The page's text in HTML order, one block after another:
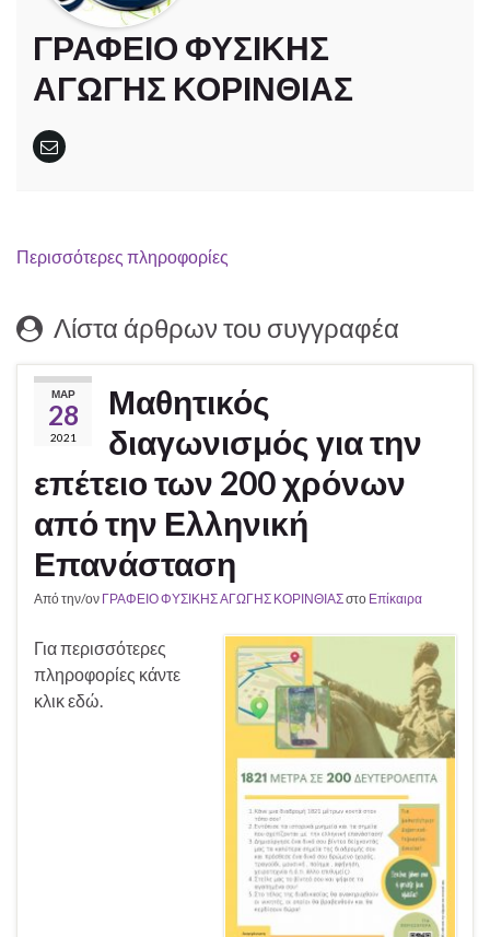
ΓΡΑΦΕΙΟ ΦΥΣΙΚΗΣ
ΑΓΩΓΗΣ ΚΟΡΙΝΘΙΑΣ
Περισσότερες πληροφορίες
Λίστα άρθρων του συγγραφέα
ΜΑΡ
28
2021
Μαθητικός
διαγωνισμός για την
επέτειο των 200 χρόνων
από την Ελληνική
Επανάσταση
Από την/ον ΓΡΑΦΕΙΟ ΦΥΣΙΚΗΣ ΑΓΩΓΗΣ ΚΟΡΙΝΘΙΑΣστο Επίκαιρα
Για περισσότερες
πληροφορίες κάντε
κλικ εδώ.